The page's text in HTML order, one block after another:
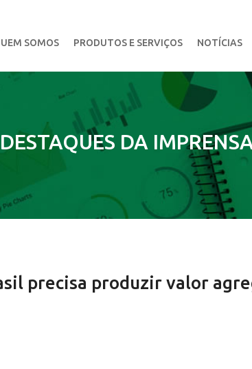
SOMOS PRODUTOS E SERVIÇOS NOTÍCIAS
DESTAQUES DA
precisa produzir valor